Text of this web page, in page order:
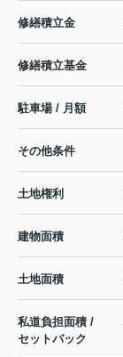
修繕積立金
修繕積立基金
駐車場 / 月額
その他条件
土地権利
建物面積
土地面積
私道負担面積 /
セットバック